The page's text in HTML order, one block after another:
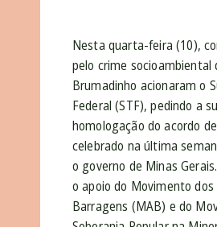
Nesta quarta-feira (10),
pelo crime socioambiental
Brumadinho acionaram o
Federal (STF), pedindo a
homologação do acordo
celebrado na última
o governo de Minas
o apoio do Movimento
Barragens (MAB) e do